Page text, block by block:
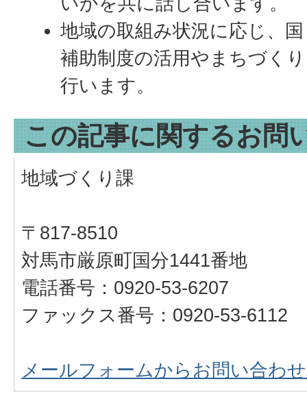
地域の取組み状況に応じ、
補助制度の活用やまちづく
行います。
この記事に関するお問
地域づくり課
〒817-8510
対馬市厳原町国分1441番地
電話番号：0920-53-6207
ファックス番号：0920-53-6112
メールフォームからお問い合わ